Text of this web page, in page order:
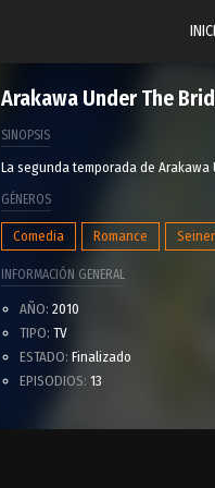
Arakawa Under The
SINOPSIS
La segunda temporada de
GÉNEROS
Comedia Romance
INFORMACIÓN GENERAL
AÑO: 2010
TIPO: TV
ESTADO: Finalizado
EPISODIOS: 13